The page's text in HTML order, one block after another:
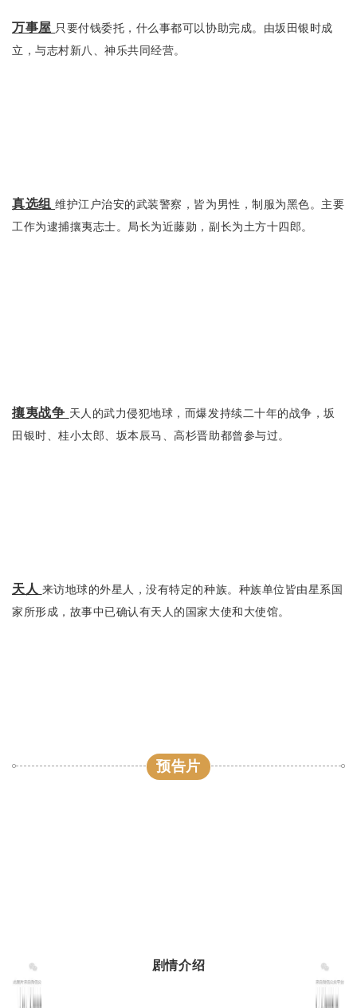
万事屋 只要付钱委托，什么事都可以协助完成。由坂田银时成
立，与志村新八、神乐共同经营。
真选组维护江户治安的武装警察，皆为男性，制服为黑色。主要
工作为逮捕攘夷志士。局长为近藤勋，副长为土方十四郎。
攘夷战争 天人的武力侵犯地球，而爆发持续二十年的战争，坂
田银时、桂小太郎、坂本辰马、高杉晋助都曾参与过。
天人 来访地球的外星人，没有特定的种族。种族单位皆由星系国
家所形成，故事中已确认有天人的国家大使和大使馆。
预告片
剧情介绍